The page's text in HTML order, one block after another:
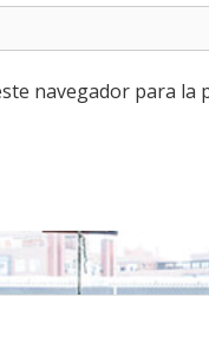
navegador para la